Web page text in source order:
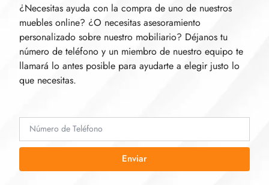
¿Necesitas ayuda con la compra de uno de nuestros
muebles online? ¿O necesitas asesoramiento
personalizado sobre nuestro mobiliario? Déjanos tu
número de teléfono y un miembro de nuestro equipo te
llamará lo antes posible para ayudarte a elegir justo lo
que necesitas.
Enviar